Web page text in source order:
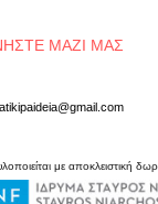
ΜΑΖΊ ΜΑΣ
με αποκλειστική